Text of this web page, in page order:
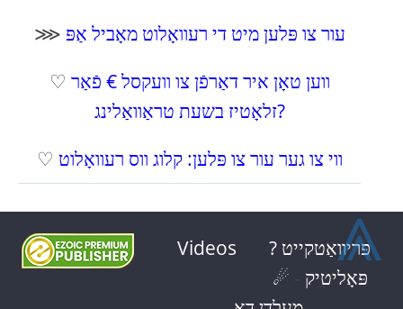
⋙ עור צו פּלען מיט די רעוואָלוט מאָביל אַפּ
♡ ווען טאָן איר דאַרפֿן צו וועקסל € פֿאַר
זלאָטיז בשעת טראַוואַלינג?
♡ ווי צו גער עור צו פּלען: קלוג ווס רעוואָלוט
Videos
? פּריוואַטקייט
פּאָליטיק
☄
⩓